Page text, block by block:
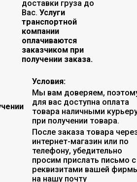
доставки груза до
Вас. Услуги
транспортной
компании
оплачиваются
заказчиком при
получении заказа.
Условия:
Мы вам доверяем,
для вас доступна оплата
товара наличными
при получении товара.
После заказа товара
интернет-магазин или по
телефону, убедительно
просим прислать письмо с
реквизитами вашей
на нашу почту